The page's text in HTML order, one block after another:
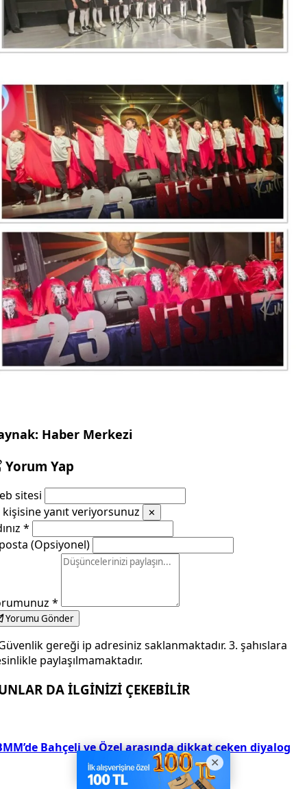
Haber Merkezi
Yorum Yap
sitesi
kişisine yanıt veriyorsunuz
✕
*
(Opsiyonel)
*
Yorumu Gönder
gereği ip adresiniz saklanmaktadır. 3. şahıslara
paylaşılmamaktadır.
DA İLGİNİZİ ÇEKEBİLİR
Bahçeli ve Özel arasında dikkat çeken diyalog